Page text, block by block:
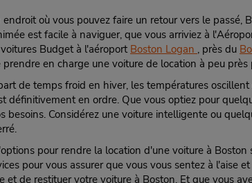
United States
6177782411
Location Type:
Corporate
endroit où vous pouvez faire un retour vers le
est facile à naviguer, que vous arriviez à
Budget à l'aéroport Boston Logan , près du
en charge une voiture de location à peu près
de temps froid en hiver, les températures
définitivement en ordre. Que vous optiez pour
besoins. Considérez une voiture intelligente ou
pour rendre la location d'une voiture à
pour vous assurer que vous vous sentez à l'aise
de restituer votre voiture à Boston. Et que vous